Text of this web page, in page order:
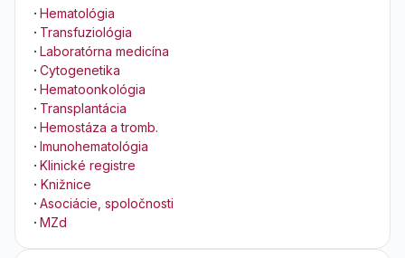
· Hematológia
· Transfuziológia
· Laboratórna medicína
· Cytogenetika
· Hematoonkológia
· Transplantácia
· Hemostáza a tromb.
· Imunohematológia
· Klinické registre
· Knižnice
· Asociácie, spoločnosti
· MZd